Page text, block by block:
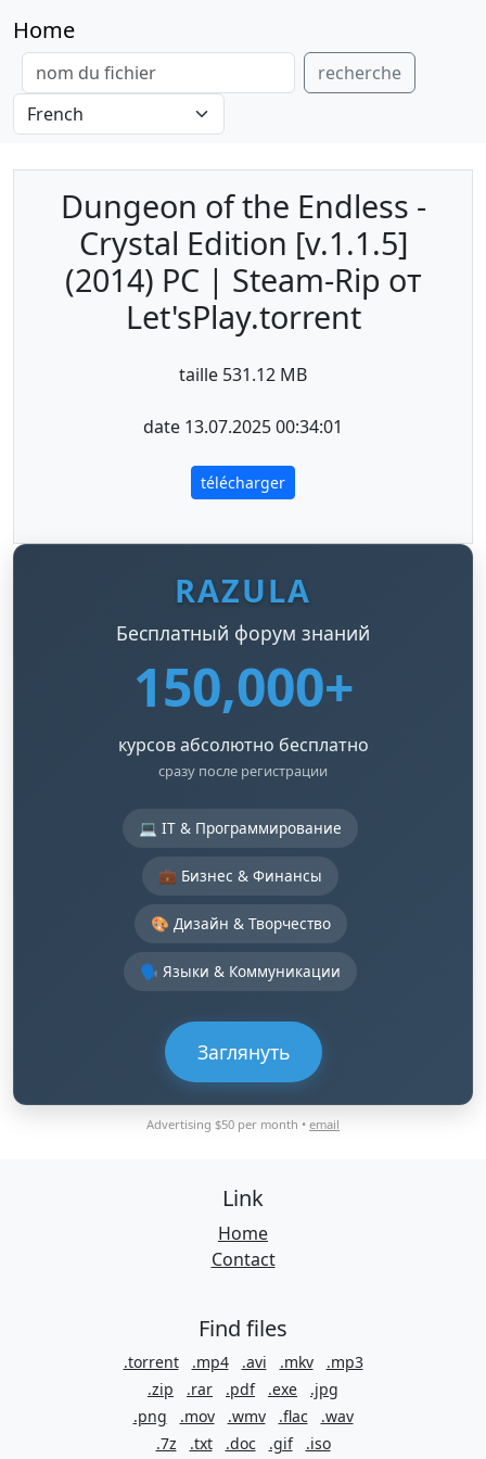
Home
recherche
Dungeon of the Endless -
Crystal Edition [v.1.1.5]
(2014) PC | Steam-Rip от
Let'sРlay.torrent
taille 531.12 MB
date 13.07.2025 00:34:01
télécharger
RAZULA
Бесплатный форум знаний
150,000+
курсов абсолютно бесплатно
сразу после регистрации
💻 IT & Программирование
💼 Бизнес & Финансы
🎨 Дизайн & Творчество
🗣️ Языки & Коммуникации
Заглянуть
Advertising $50 per month • email
Link
Home
Contact
Find files
.torrent .mp4 .avi .mkv
.mp3
.zip
.rar .pdf .exe
.jpg
.png
.mov .wmv .flac
.wav
.7z
.txt .doc .gif .iso